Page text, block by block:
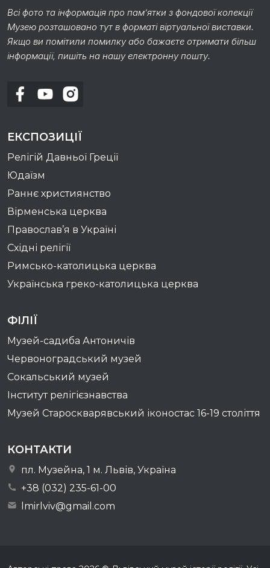
Всі фото та інформація про пам’ятки з фондової колекції
Музею розташовано тут в форматі віртуальної виставки.
Якщо ви помітили помилку або бажаєте отримати більш
інформації, пишіть на нашу електронну пошту.
ЕКСПОЗИЦІЇ
Релігій Давньої Греції
Юдаїзм
Раннє християнство
Вірменська церква
Православ’я в Україні
Східні релігії
Римсько-католицька церква
Українська греко-католицька церква
ФІЛІЇ
Музей-садиба Антоничів
Червоноградський музей
Сокальський музей
Інститут релігієзнавства
Музей Староскварявський іконостас 16-19 cтоліття
КОНТАКТИ
пл. Музейна, 1 м. Львів, Україна
+38 (032) 235-61-00
lmirlviv@gmail.com